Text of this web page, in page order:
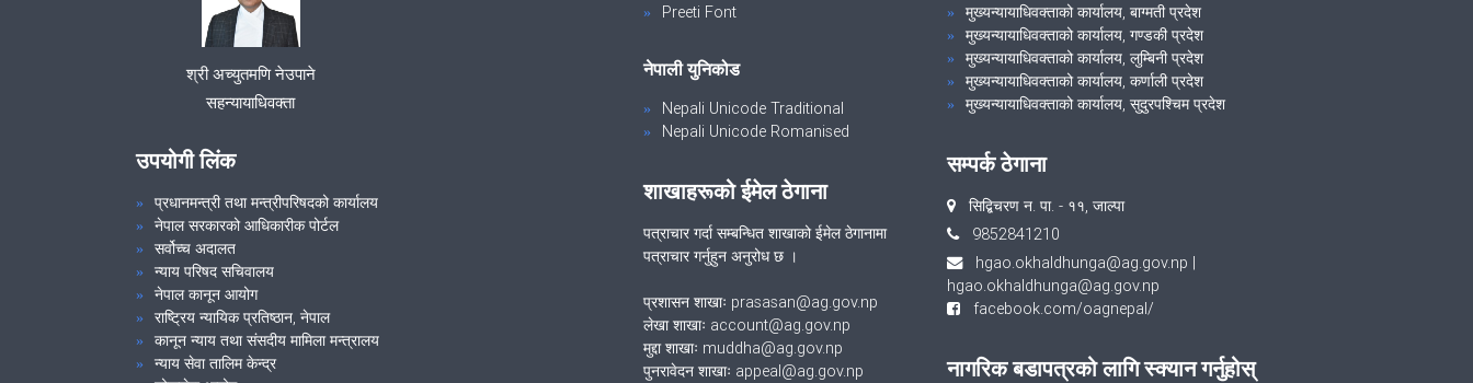
आज मिति २०७७/०६/२६ गते उच्च सरकारी
वकील कार्यालय ओखलढुंगाको आयोजना
Zoom Application मार्फत समन्वय समितिको
सम्पन्न भयो
मिति २०७७/०६/०८ गते कारागार कार्यलय
खोटाङको अनुगमन तथा निरीक्षण सम्पन्
मिति २०७७/०६/०३ संविधान दिवसको दिन
श्री अच्युतमणि नेउपाने
सहन्यायाधिवक्ता
उपयोगी लिंक
प्रधानमन्त्री तथा मन्त्रीपरिषदको कार्यालय
नेपाल सरकारको आधिकारीक पोर्टल
सर्वोच्च अदालत
न्याय परिषद सचिवालय
नेपाल कानून आयोग
राष्ट्रिय न्यायिक प्रतिष्ठान, नेपाल
कानून न्याय तथा संसदीय मामिला मन्त्रालय
न्याय सेवा तालिम केन्द्र
Preeti Font
नेपाली युनिकोड
Nepali Unicode Traditional
Nepali Unicode Romanised
शाखाहरूको ईमेल ठेगाना
पत्राचार गर्दा सम्बन्धित शाखाको ईमेल ठेगानामा
पत्राचार गर्नुहुन अनुरोध छ ।
प्रशासन शाखाः prasasan@ag.gov.np
लेखा शाखाः account@ag.gov.np
मुद्दा शाखाः muddha@ag.gov.np
पुनरावेदन शाखाः appeal@ag.gov.np
मुख्यन्यायाधिवक्ताको कार्यालय, बाग्मती प्रदेश
मुख्यन्यायाधिवक्ताको कार्यालय, गण्डकी प्रदेश
मुख्यन्यायाधिवक्ताको कार्यालय, लुम्बिनी प्रदेश
मुख्यन्यायाधिवक्ताको कार्यालय, कर्णाली प्रदेश
मुख्यन्यायाधिवक्ताको कार्यालय, सुदुरपश्चिम प्रदेश
सम्पर्क ठेगाना
सिद्बिचरण न‍‍. पा‍‍‌‍. - ११, जाल्पा
9852841210
hgao.okhaldhunga@ag.gov.np |
hgao.okhaldhunga@ag.gov.np
facebook.com/oagnepal/
नागरिक बडापत्रको लागि स्क्यान गर्नुहोस्